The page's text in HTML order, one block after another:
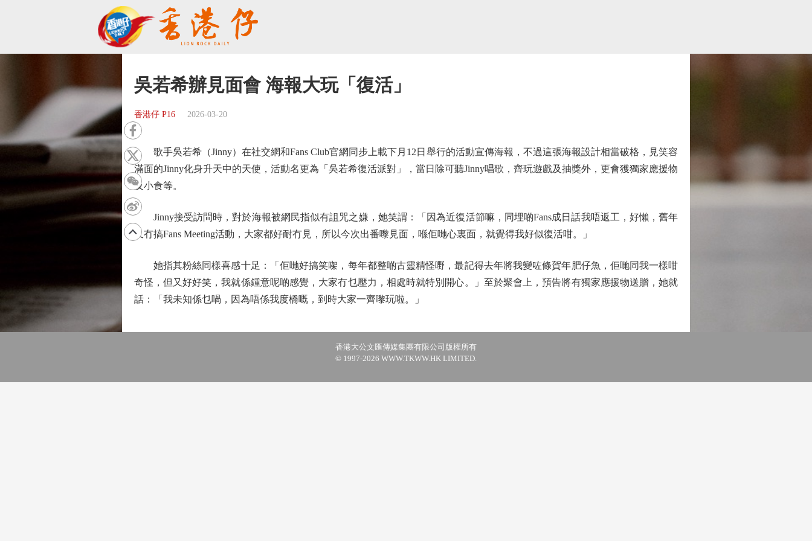
吳若希辦見面會 海報大玩「復活」
香港仔 P16 2026-03-20
歌手吳若希（Jinny）在社交網和Fans Club官網同步上載下月12日舉行的活動宣傳海報，不過這張海報設計相當破格，見笑容
滿面的Jinny化身升天中的天使，活動名更為「吳若希復活派對」，當日除可聽Jinny唱歌，齊玩遊戲及抽獎外，更會獲獨家應援物
及小食等。
Jinny接受訪問時，對於海報被網民指似有詛咒之嫌，她笑謂：「因為近復活節嘛，同埋啲Fans成日話我唔返工，好懶，舊年
又冇搞Fans Meeting活動，大家都好耐冇見，所以今次出番嚟見面，喺佢哋心裏面，就覺得我好似復活咁。」
她指其粉絲同樣喜感十足：「佢哋好搞笑㗎，每年都整啲古靈精怪嘢，最記得去年將我變咗條賀年肥仔魚，佢哋同我一樣咁
奇怪，但又好好笑，我就係鍾意呢啲感覺，大家冇乜壓力，相處時就特別開心。」至於聚會上，預告將有獨家應援物送贈，她就
話：「我未知係乜喎，因為唔係我度橋嘅，到時大家一齊嚟玩啦。」
香港大公文匯傳媒集團有限公司版權所有
© 1997-2026 WWW.TKWW.HK LIMITED.